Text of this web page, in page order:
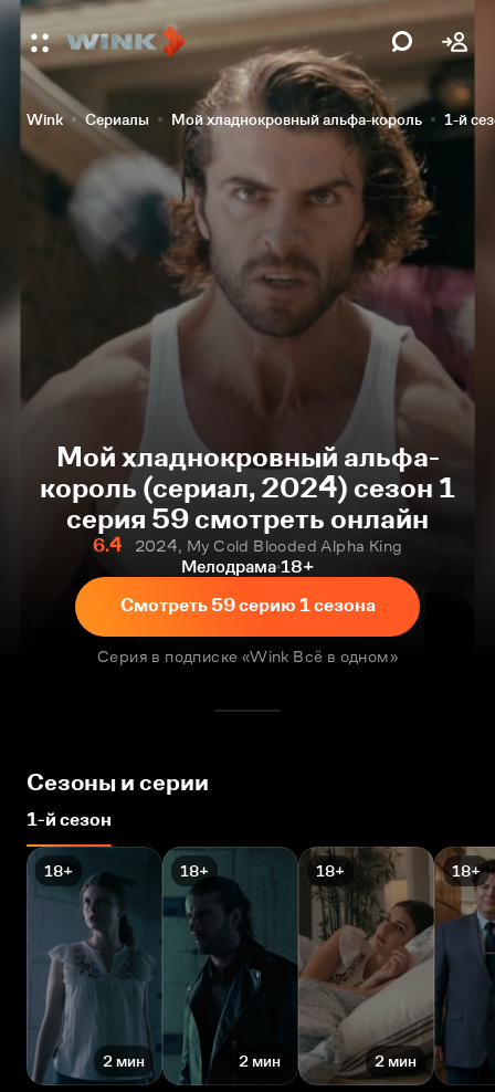
Wink Сериалы Мой хладнокровный альфа-король 1-й
Мой хладнокровный альфа-
король (сериал, 2024) сезон 1
серия 59 смотреть онлайн
6.4
2024, My Cold Blooded Alpha King
Мелодрама 18+
Смотреть 59 серию 1 сезона
Серия в подписке «Wink Всё в одном»
Сезоны и серии
1-й сезон
18+
2 мин
18+
2 мин
18+
2 мин
18+